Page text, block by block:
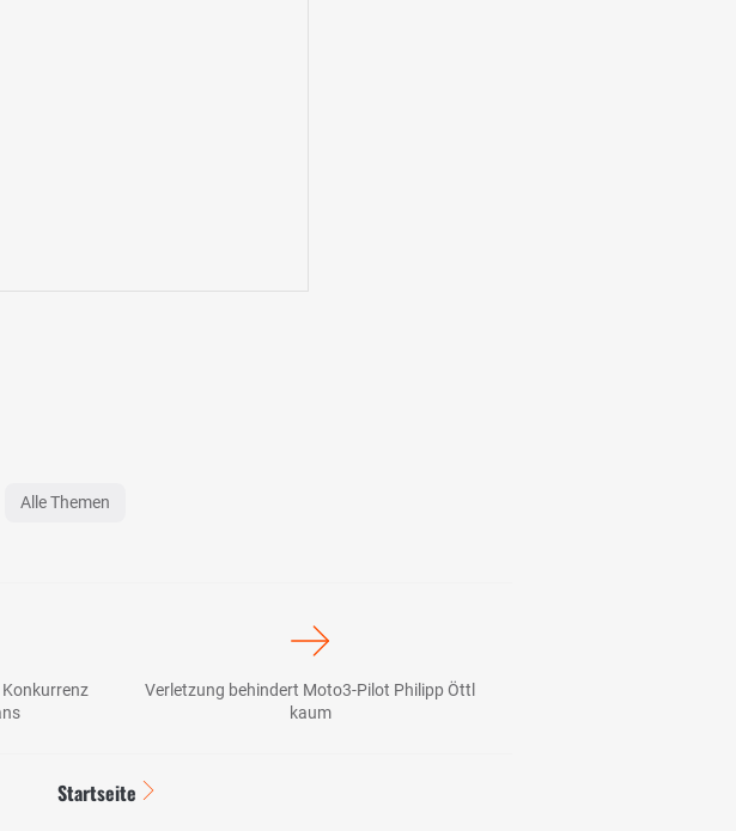
Alle Themen
Verletzung behindert Moto3-Pilot Philipp Öttl
kaum
Startseite